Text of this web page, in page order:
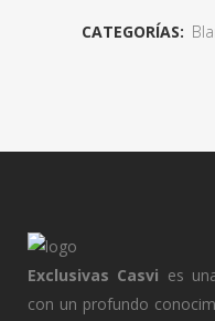
CATEGORÍAS:
Exclusivas Casvi es
con un profundo